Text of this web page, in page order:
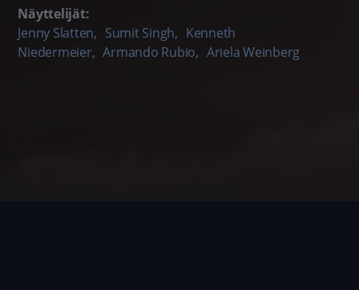
Näyttelijät:
Jenny Slatten, Sumit Singh, Kenneth
Niedermeier, Armando Rubio, Ariela Weinberg